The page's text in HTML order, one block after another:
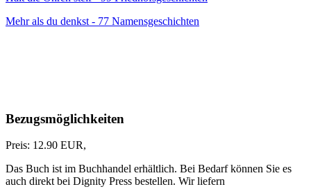
Mehr als du denkst - 77 Namensgeschichten
Bezugsmöglichkeiten
Preis: 12.90 EUR,
Das Buch ist im Buchhandel erhältlich. Bei Bedarf können Sie es
auch direkt bei Dignity Press bestellen. Wir liefern